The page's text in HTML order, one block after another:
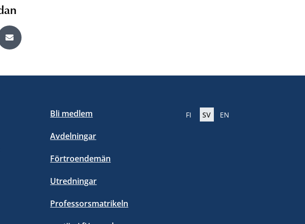
X
Share by E-mail
Bli medlem
Avdelningar
Förtroendemän
Utredningar
Professorsmatrikeln
FI SV EN